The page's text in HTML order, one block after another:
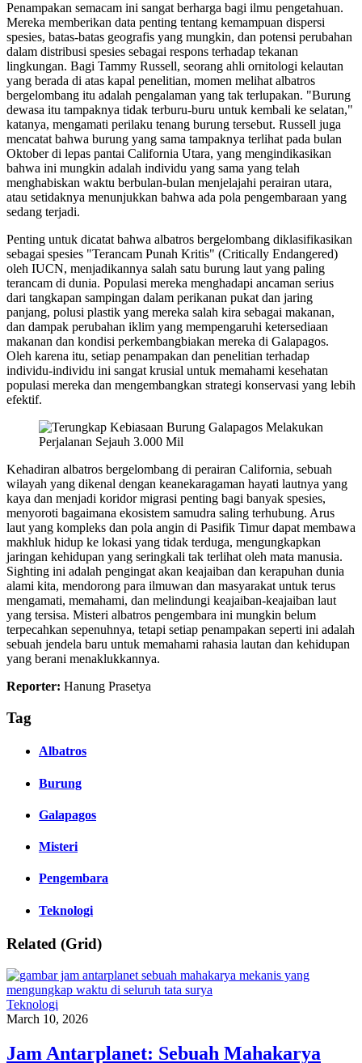
Penampakan semacam ini sangat berharga bagi ilmu pengetahuan.
Mereka memberikan data penting tentang kemampuan dispersi
spesies, batas-batas geografis yang mungkin, dan potensi perubahan
dalam distribusi spesies sebagai respons terhadap tekanan
lingkungan. Bagi Tammy Russell, seorang ahli ornitologi kelautan
yang berada di atas kapal penelitian, momen melihat albatros
bergelombang itu adalah pengalaman yang tak terlupakan. "Burung
dewasa itu tampaknya tidak terburu-buru untuk kembali ke selatan,"
katanya, mengamati perilaku tenang burung tersebut. Russell juga
mencatat bahwa burung yang sama tampaknya terlihat pada bulan
Oktober di lepas pantai California Utara, yang mengindikasikan
bahwa ini mungkin adalah individu yang sama yang telah
menghabiskan waktu berbulan-bulan menjelajahi perairan utara,
atau setidaknya menunjukkan bahwa ada pola pengembaraan yang
sedang terjadi.
Penting untuk dicatat bahwa albatros bergelombang diklasifikasikan
sebagai spesies "Terancam Punah Kritis" (Critically Endangered)
oleh IUCN, menjadikannya salah satu burung laut yang paling
terancam di dunia. Populasi mereka menghadapi ancaman serius
dari tangkapan sampingan dalam perikanan pukat dan jaring
panjang, polusi plastik yang mereka salah kira sebagai makanan,
dan dampak perubahan iklim yang mempengaruhi ketersediaan
makanan dan kondisi perkembangbiakan mereka di Galapagos.
Oleh karena itu, setiap penampakan dan penelitian terhadap
individu-individu ini sangat krusial untuk memahami kesehatan
populasi mereka dan mengembangkan strategi konservasi yang lebih
efektif.
Kehadiran albatros bergelombang di perairan California, sebuah
wilayah yang dikenal dengan keanekaragaman hayati lautnya yang
kaya dan menjadi koridor migrasi penting bagi banyak spesies,
menyoroti bagaimana ekosistem samudra saling terhubung. Arus
laut yang kompleks dan pola angin di Pasifik Timur dapat membawa
makhluk hidup ke lokasi yang tidak terduga, mengungkapkan
jaringan kehidupan yang seringkali tak terlihat oleh mata manusia.
Sighting ini adalah pengingat akan keajaiban dan kerapuhan dunia
alami kita, mendorong para ilmuwan dan masyarakat untuk terus
mengamati, memahami, dan melindungi keajaiban-keajaiban laut
yang tersisa. Misteri albatros pengembara ini mungkin belum
terpecahkan sepenuhnya, tetapi setiap penampakan seperti ini adalah
sebuah jendela baru untuk memahami rahasia lautan dan kehidupan
yang berani menaklukkannya.
Reporter: Hanung Prasetya
Tag
Albatros
Burung
Galapagos
Misteri
Pengembara
Teknologi
Related (Grid)
Teknologi
March 10, 2026
Jam Antarplanet: Sebuah Mahakarya